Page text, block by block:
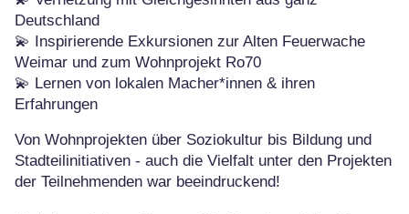
Deutschland
💫 Inspirierende Exkursionen zur Alten Feuerwache
Weimar und zum Wohnprojekt Ro70
💫 Lernen von lokalen Macher*innen & ihren
Erfahrungen
Von Wohnprojekten über Soziokultur bis Bildung und
Stadteilinitiativen - auch die Vielfalt unter den Projekten
der Teilnehmenden war beeindruckend!